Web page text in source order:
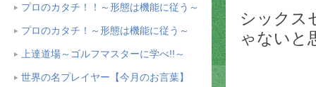
プロのカタチ！！～形態は機能に従う～
プロのカタチ！～形態は機能に従う～
上達道場～ゴルフマスターに学べ!!～
世界の名プレイヤー【今月のお言葉】
シックス
ゃないと